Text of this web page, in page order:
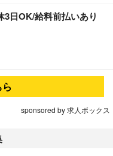
日OK/給料前払いあり
sponsored by 求人ボックス